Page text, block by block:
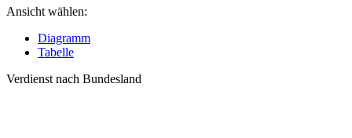
Ansicht wählen:
Diagramm
Tabelle
Verdienst nach Bundesland